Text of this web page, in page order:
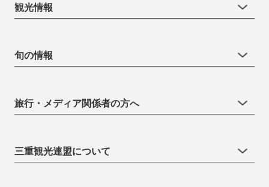
観光情報
旬の情報
旅行・メディア関係者の方へ
三重観光連盟について